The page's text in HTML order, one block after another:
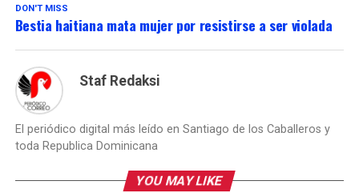
DON'T MISS
Bestia haitiana mata mujer por resistirse a ser violada
Staf Redaksi
El periódico digital más leído en Santiago de los Caballeros y
toda Republica Dominicana
YOU MAY LIKE